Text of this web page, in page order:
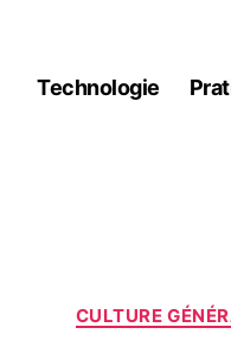
Technologie
CULTURE